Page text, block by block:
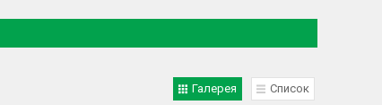
Галерея Список